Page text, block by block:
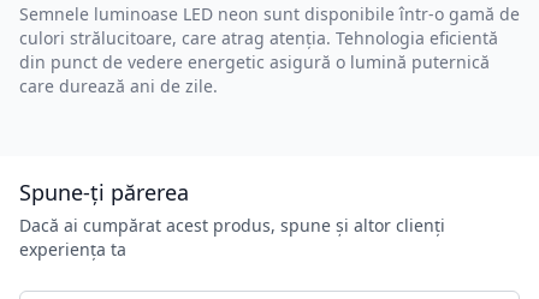
Semnele luminoase LED neon sunt disponibile într-o gamă de
culori strălucitoare, care atrag atenția. Tehnologia eficientă
din punct de vedere energetic asigură o lumină puternică
care durează ani de zile.
Spune-ți părerea
Dacă ai cumpărat acest produs, spune și altor clienți
experiența ta